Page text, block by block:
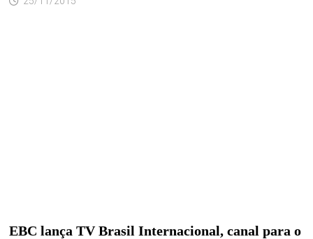
EBC lança TV Brasil Internacional, canal para o